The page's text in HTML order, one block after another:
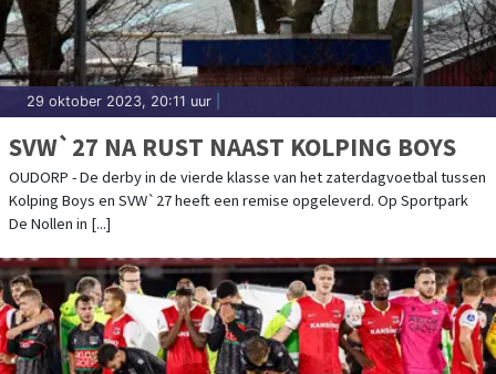
29 oktober 2023, 20:11 uur
SVW`27 NA RUST NAAST KOLPING BOYS
OUDORP - De derby in de vierde klasse van het zaterdagvoetbal tussen
Kolping Boys en SVW`27 heeft een remise opgeleverd. Op Sportpark
De Nollen in [...]